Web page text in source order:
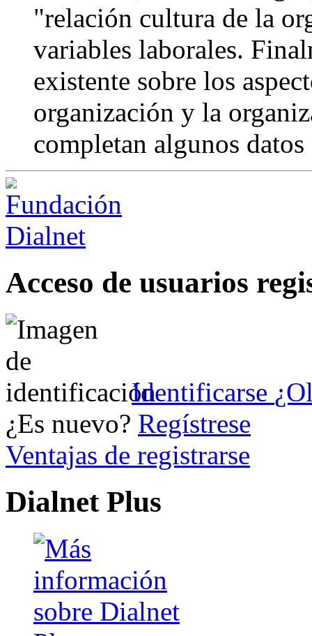
"relación cultura de la
variables laborales.
existente sobre los
organización y la
completan algunos
Acceso de usuarios
Identificarse
¿Es nuevo? Regístrese
Ventajas de registrarse
Dialnet Plus